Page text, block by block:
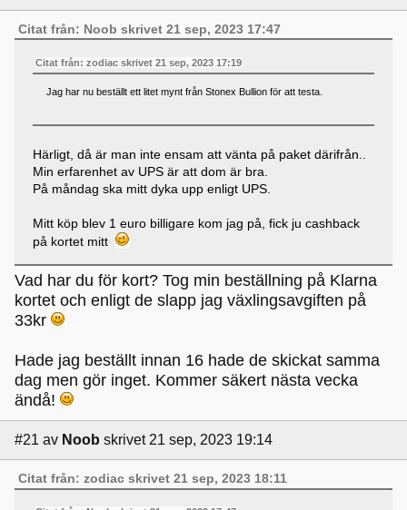
Citat från: Noob skrivet 21 sep, 2023 17:47
Citat från: zodiac skrivet 21 sep, 2023 17:19
Jag har nu beställt ett litet mynt från Stonex Bullion för att testa.
Härligt, då är man inte ensam att vänta på paket därifrån..
Min erfarenhet av UPS är att dom är bra.
På måndag ska mitt dyka upp enligt UPS.
Mitt köp blev 1 euro billigare kom jag på, fick ju cashback
på kortet mitt
Vad har du för kort? Tog min beställning på Klarna
kortet och enligt de slapp jag växlingsavgiften på
33kr
Hade jag beställt innan 16 hade de skickat samma
dag men gör inget. Kommer säkert nästa vecka
ändå!
#21 av Noob skrivet 21 sep, 2023 19:14
Citat från: zodiac skrivet 21 sep, 2023 18:11